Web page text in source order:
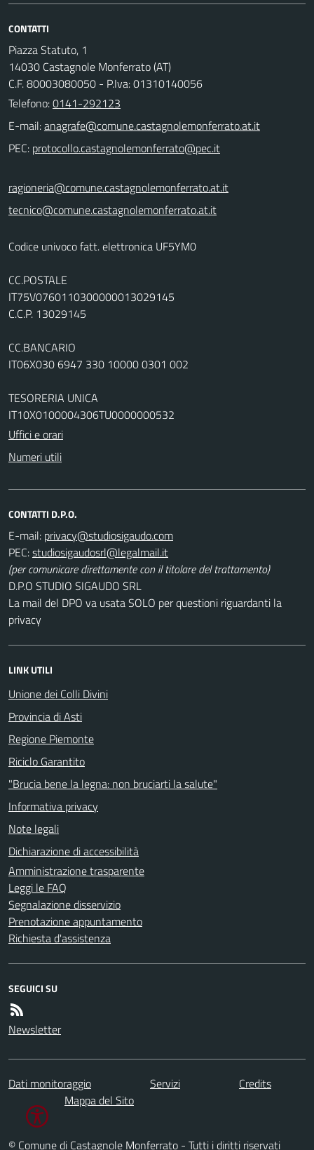
CONTATTI
Piazza Statuto, 1
14030 Castagnole Monferrato (AT)
C.F. 80003080050 - P.Iva: 01310140056
Telefono:0141-292123
E-mail:
PEC:
ragioneria@comune.castagnolemonferrato.at.it
tecnico@comune.castagnolemonferrato.at.it
Codice univoco fatt. elettronica UF5YM0
CC.POSTALE
IT75V0760110300000013029145
C.C.P. 13029145
CC.BANCARIO
IT06X030 6947 330 10000 0301 002
TESORERIA UNICA
IT10X0100004306TU0000000532
Uffici e orari
Numeri utili
CONTATTI D.P.O.
E-mail:
PEC:
(per comunicare direttamente con il titolare del trattamento)
D.P.O STUDIO SIGAUDO SRL
La mail del DPO va usata SOLO per questioni riguardanti la
privacy
LINK UTILI
Unione dei Colli Divini
Provincia di Asti
Regione Piemonte
Riciclo Garantito
"Brucia bene la legna: non bruciarti la salute"
Informativa privacy
Note legali
Dichiarazione di accessibilità
Amministrazione trasparente
Leggi le FAQ
Segnalazione disservizio
Prenotazione appuntamento
Richiesta d'assistenza
SEGUICI SU
Newsletter
Dati monitoraggio Servizi
Credits
Mappa del Sito
© Comune di Castagnole Monferrato - Tutti i diritti riservati